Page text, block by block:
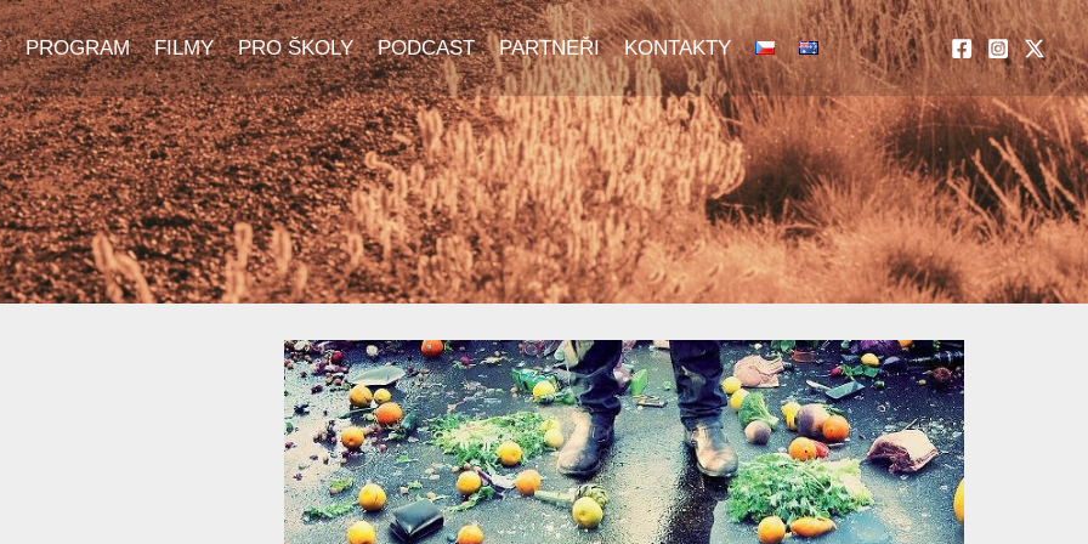
PROGRAM FILMY PRO ŠKOLY PODCAST PARTNEŘI KONTAKTY